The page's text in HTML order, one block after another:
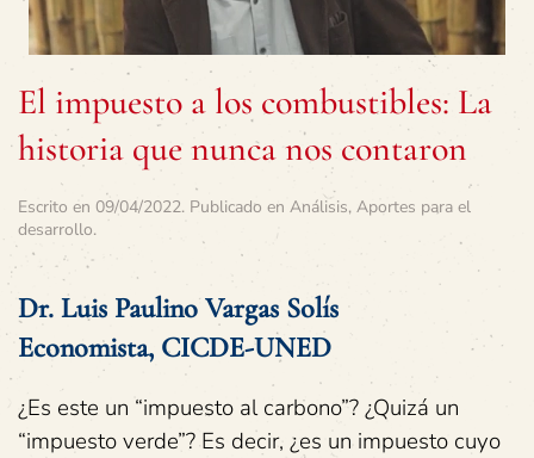
El impuesto a los combustibles: La
historia que nunca nos contaron
Escrito en 09/04/2022. Publicado en Análisis, Aportes para el
desarrollo.
Dr. Luis Paulino Vargas Solís
Economista, CICDE-UNED
¿Es este un “impuesto al carbono”? ¿Quizá un
“impuesto verde”? Es decir, ¿es un impuesto cuyo